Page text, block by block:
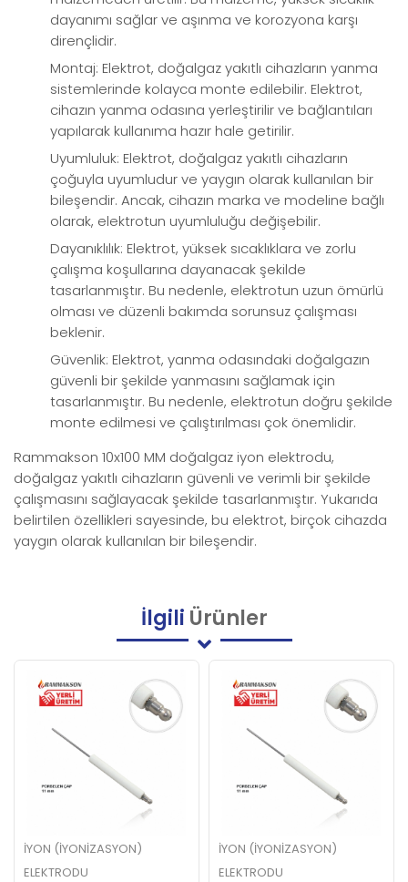
dayanımı sağlar ve aşınma ve korozyona karşı
dirençlidir.
Montaj: Elektrot, doğalgaz yakıtlı cihazların yanma
sistemlerinde kolayca monte edilebilir. Elektrot,
cihazın yanma odasına yerleştirilir ve bağlantıları
yapılarak kullanıma hazır hale getirilir.
Uyumluluk: Elektrot, doğalgaz yakıtlı cihazların
çoğuyla uyumludur ve yaygın olarak kullanılan bir
bileşendir. Ancak, cihazın marka ve modeline bağlı
olarak, elektrotun uyumluluğu değişebilir.
Dayanıklılık: Elektrot, yüksek sıcaklıklara ve zorlu
çalışma koşullarına dayanacak şekilde
tasarlanmıştır. Bu nedenle, elektrotun uzun ömürlü
olması ve düzenli bakımda sorunsuz çalışması
beklenir.
Güvenlik: Elektrot, yanma odasındaki doğalgazın
güvenli bir şekilde yanmasını sağlamak için
tasarlanmıştır. Bu nedenle, elektrotun doğru şekilde
monte edilmesi ve çalıştırılması çok önemlidir.
Rammakson 10x100 MM doğalgaz iyon elektrodu,
doğalgaz yakıtlı cihazların güvenli ve verimli bir şekilde
çalışmasını sağlayacak şekilde tasarlanmıştır. Yukarıda
belirtilen özellikleri sayesinde, bu elektrot, birçok cihazda
yaygın olarak kullanılan bir bileşendir.
İlgili Ürünler
İYON (İYONIZASYON)
ELEKTRODU
Ürün
İYON (İYONIZASYON)
ELEKTRODU